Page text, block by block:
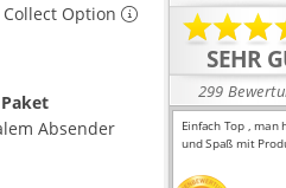
Collect Option
Absender